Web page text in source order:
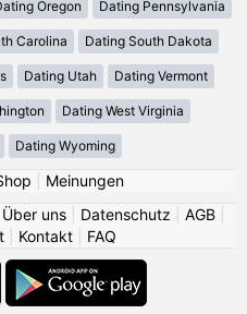
Oregon Dating Pennsylvania
Carolina Dating South Dakota
Dating Utah Dating Vermont
Dating West Virginia
Dating Wyoming
Meinungen
Über uns Datenschutz AGB
Kontakt FAQ